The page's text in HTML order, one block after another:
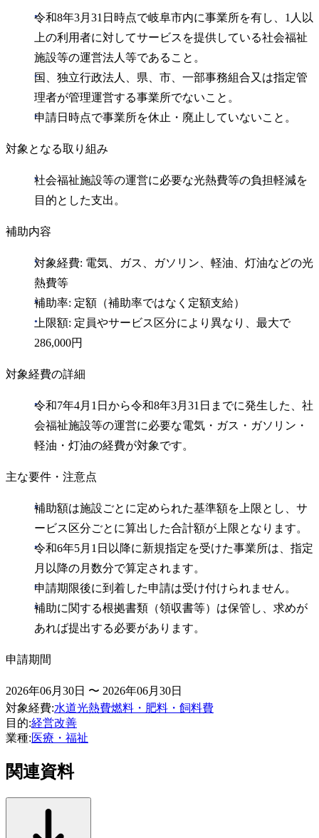
令和8年3月31日時点で岐阜市内に事業所を有し、1人以
上の利用者に対してサービスを提供している社会福祉
施設等の運営法人等であること。
国、独立行政法人、県、市、一部事務組合又は指定管
理者が管理運営する事業所でないこと。
申請日時点で事業所を休止・廃止していないこと。
対象となる取り組み
社会福祉施設等の運営に必要な光熱費等の負担軽減を
目的とした支出。
補助内容
対象経費: 電気、ガス、ガソリン、軽油、灯油などの光
熱費等
補助率: 定額（補助率ではなく定額支給）
上限額: 定員やサービス区分により異なり、最大で
286,000円
対象経費の詳細
令和7年4月1日から令和8年3月31日までに発生した、社
会福祉施設等の運営に必要な電気・ガス・ガソリン・
軽油・灯油の経費が対象です。
主な要件・注意点
補助額は施設ごとに定められた基準額を上限とし、サ
ービス区分ごとに算出した合計額が上限となります。
令和6年5月1日以降に新規指定を受けた事業所は、指定
月以降の月数分で算定されます。
申請期限後に到着した申請は受け付けられません。
補助に関する根拠書類（領収書等）は保管し、求めが
あれば提出する必要があります。
申請期間
2026年06月30日 〜 2026年06月30日
対象経費:水道光熱費燃料・肥料・飼料費
目的:経営改善
業種:医療・福祉
関連資料